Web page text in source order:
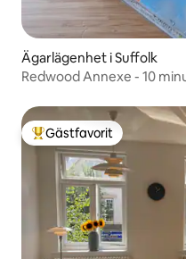
Ägarlägenhet i Suffolk
Redwood Annexe - 10
Populär gästfavorit
Gästfavorit